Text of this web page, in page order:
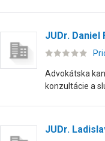
JUDr. Daniel
Advokátska
konzultácie a
JUDr.